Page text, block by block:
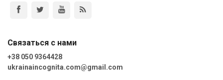
Связаться с нами
+38 050 9364428
ukrainaincognita.com@gmail.com